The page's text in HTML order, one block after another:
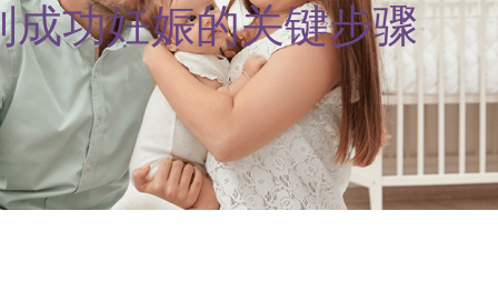
成功妊娠的关键步骤